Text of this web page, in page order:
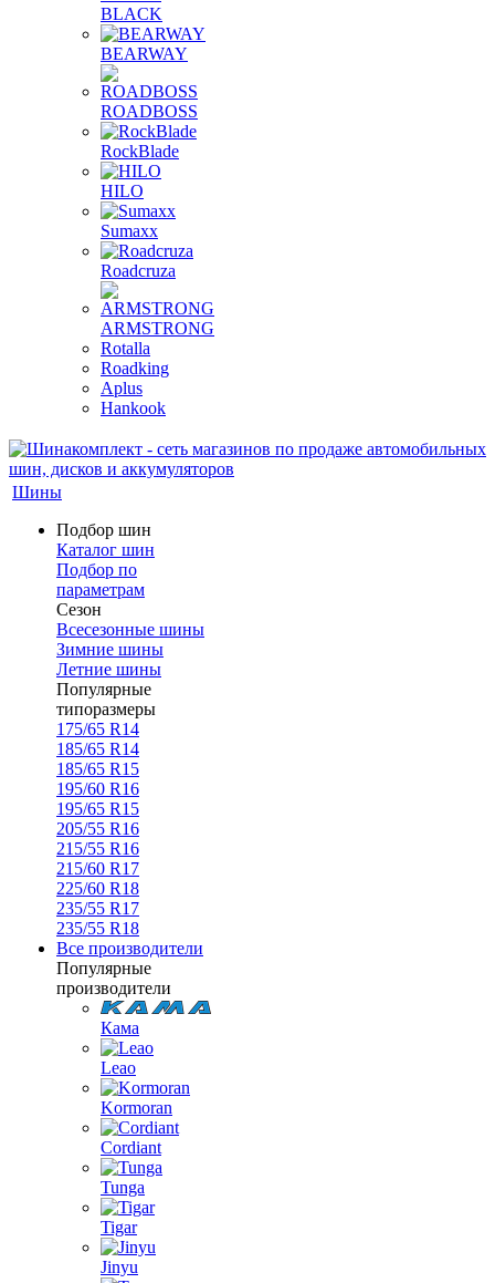
BLACK
BEARWAY
ROADBOSS
RockBlade
HILO
Sumaxx
Roadcruza
ARMSTRONG
Rotalla
Roadking
Aplus
Hankook
Шины
Подбор шин
Каталог шин
Подбор по
параметрам
Сезон
Всесезонные шины
Зимние шины
Летние шины
Популярные
типоразмеры
175/65 R14
185/65 R14
185/65 R15
195/60 R16
195/65 R15
205/55 R16
215/55 R16
215/60 R17
225/60 R18
235/55 R17
235/55 R18
Все производители
Популярные
производители
Кама
Leao
Kormoran
Cordiant
Tunga
Tigar
Jinyu